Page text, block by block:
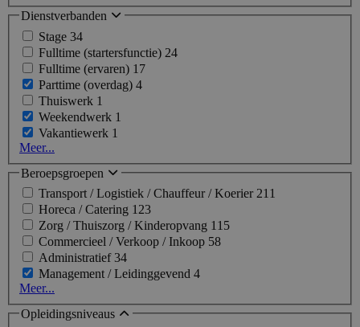
Dienstverbanden
Stage 34
Fulltime (startersfunctie) 24
Fulltime (ervaren) 17
Parttime (overdag) 4
Thuiswerk 1
Weekendwerk 1
Vakantiewerk 1
Meer...
Beroepsgroepen
Transport / Logistiek / Chauffeur / Koerier211
Horeca / Catering 123
Zorg / Thuiszorg / Kinderopvang 115
Commercieel / Verkoop / Inkoop 58
Administratief34
Management / Leidinggevend 4
Meer...
Opleidingsniveaus